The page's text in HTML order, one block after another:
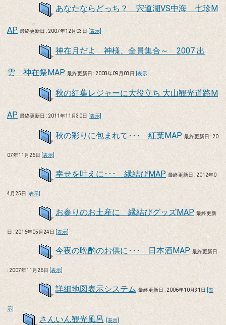
あなたならどっち？ 宍道湖VS中海 七珍M
AP 最終更新日 : 2007年12月03日 [表示]
神在月だよ 神様、全員集合～ 2007 出
雲 神在祭MAP 最終更新日 : 2008年09月03日 [表示]
秋の紅葉レジャーに大役立ち 大山観光道路M
AP 最終更新日 : 2011年11月30日 [表示]
秋の彩りに包まれて･･･ 紅葉MAP 最終更新日 : 20
07年11月26日 [表示]
幸せを叶えに･･･ 縁結びMAP 最終更新日 : 2012年0
4月25日 [表示]
お参りのお土産に 縁結びグッズMAP 最終更新
日 : 2016年05月24日 [表示]
今夜の晩酌のお供に･･･ 日本酒MAP 最終更新日
: 2007年11月26日 [表示]
詳細地図表示システム 最終更新日 : 2006年10月31日 [表
示]
さんいん観光風呂 [表示]